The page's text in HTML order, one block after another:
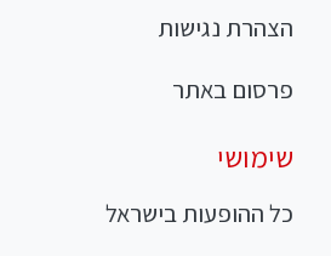
הצהרת נגישות
פרסום באתר
שימושי
כל ההופעות בישראל